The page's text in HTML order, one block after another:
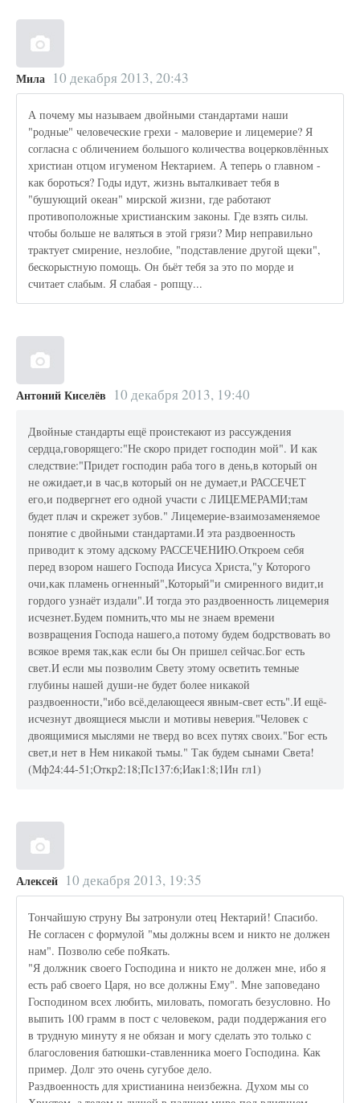
Мила 10 декабря 2013, 20:43
А почему мы называем двойными стандартами наши
"родные" человеческие грехи - маловерие и лицемерие? Я
согласна с обличением большого количества воцерковлённых
христиан отцом игуменом Нектарием. А теперь о главном -
как бороться? Годы идут, жизнь выталкивает тебя в
"бушующий океан" мирской жизни, где работают
противоположные христианским законы. Где взять силы.
чтобы больше не валяться в этой грязи? Мир неправильно
трактует смирение, незлобие, "подставление другой щеки",
бескорыстную помощь. Он бьёт тебя за это по морде и
считает слабым. Я слабая - ропщу...
Антоний Киселёв 10 декабря 2013, 19:40
Двойные стандарты ещё проистекают из рассуждения
сердца,говорящего:"Не скоро придет господин мой". И как
следствие:"Придет господин раба того в день,в который он
не ожидает,и в час,в который он не думает,и РАССЕЧЕТ
его,и подвергнет его одной участи с ЛИЦЕМЕРАМИ;там
будет плач и скрежет зубов." Лицемерие-взаимозаменяемое
понятие с двойными стандартами.И эта раздвоенность
приводит к этому адскому РАССЕЧЕНИЮ.Откроем себя
перед взором нашего Господа Иисуса Христа,"у Которого
очи,как пламень огненный",Который"и смиренного видит,и
гордого узнаёт издали".И тогда это раздвоенность лицемерия
исчезнет.Будем помнить,что мы не знаем времени
возвращения Господа нашего,а потому будем бодрствовать во
всякое время так,как если бы Он пришел сейчас.Бог есть
свет.И если мы позволим Свету этому осветить темные
глубины нашей души-не будет более никакой
раздвоенности,"ибо всё,делающееся явным-свет есть".И ещё-
исчезнут двоящиеся мысли и мотивы неверия."Человек с
двоящимися мыслями не тверд во всех путях своих."Бог есть
свет,и нет в Нем никакой тьмы." Так будем сынами Света!
(Мф24:44-51;Откр2:18;Пс137:6;Иак1:8;1Ин гл1)
Алексей 10 декабря 2013, 19:35
Тончайшую струну Вы затронули отец Нектарий! Спасибо.
Не согласен с формулой "мы должны всем и никто не должен
нам". Позволю себе поЯкать.
"Я должник своего Господина и никто не должен мне, ибо я
есть раб своего Царя, но все должны Ему". Мне заповедано
Господином всех любить, миловать, помогать безусловно. Но
выпить 100 грамм в пост с человеком, ради поддержания его
в трудную минуту я не обязан и могу сделать это только с
благословения батюшки-ставленника моего Господина. Как
пример. Долг это очень сугубое дело.
Раздвоенность для христианина неизбежна. Духом мы со